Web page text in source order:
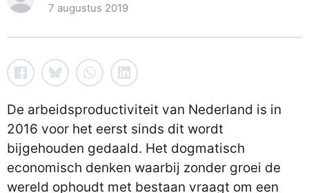
7 augustus 2019
De arbeidsproductiviteit van Nederland is in
2016 voor het eerst sinds dit wordt
bijgehouden gedaald. Het dogmatisch
economisch denken waarbij zonder groei de
wereld ophoudt met bestaan vraagt om een